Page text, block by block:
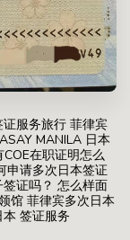
服务旅行 菲律宾
MANILA 日本
在职证明怎么
申请多次日本签证
证吗？ 怎么样面
馆 菲律宾多次日本
签证服务